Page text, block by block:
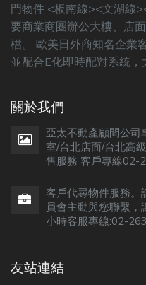
門物件 <板南線><文湖線
要商業商圈辦公大樓、店
檔。 歐美日外商知名企業
並配合E化即時配對系統，
關於我們
亞太不動產顧問公司
室/台北店面/台北高
售服務 客戶專線02-
客戶代尋物件服務。
員會主動與您聯繫
小時客服專線:02-
友站連結